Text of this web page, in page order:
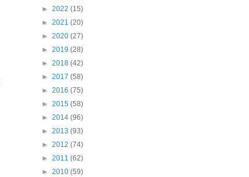
► 2022 (15)
► 2021 (20)
► 2020 (27)
► 2019 (28)
► 2018 (42)
► 2017 (58)
► 2016 (75)
► 2015 (58)
► 2014 (96)
► 2013 (93)
► 2012 (74)
► 2011 (62)
► 2010 (59)